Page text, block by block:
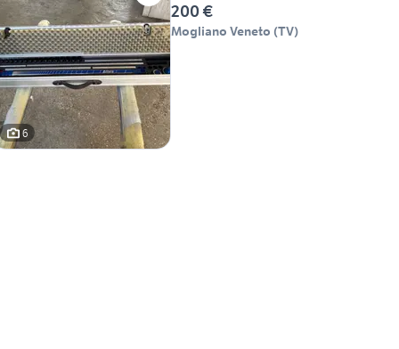
6
200 €
Mogliano Veneto (TV)